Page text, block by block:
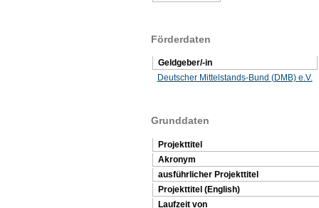
Förderdaten
Geldgeber/-in
Deutscher Mittelstands-Bund (DMB) e.V.
Grunddaten
Projekttitel
Akronym
ausführlicher Projekttitel
Projekttitel (English)
Laufzeit von